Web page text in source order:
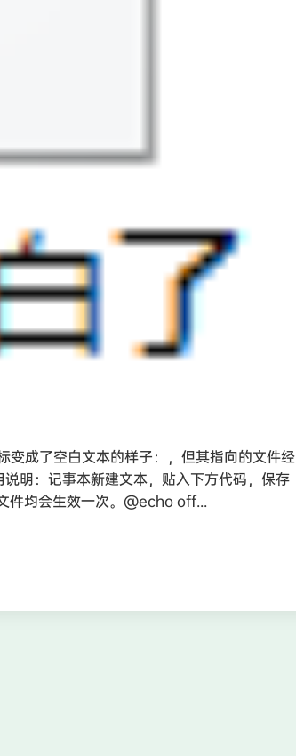
变成了空白文本的样子：，但其指向的文件经
明：记事本新建文本，贴入下方代码，保存
件均会生效一次。@echo off...